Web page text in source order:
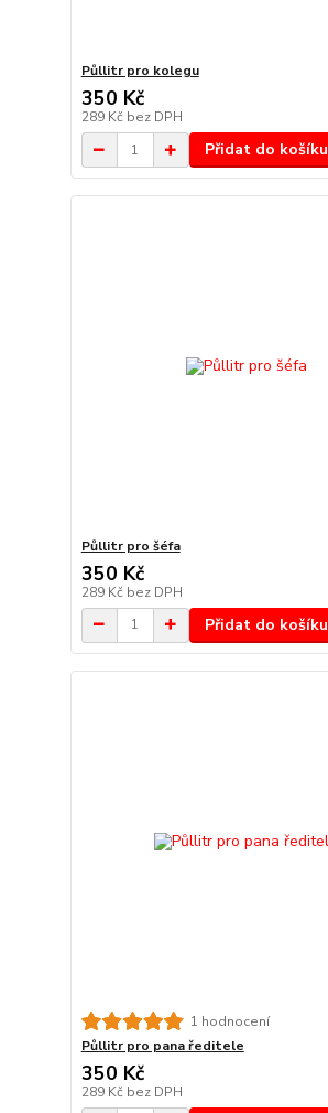
Půllitr pro kolegu
350 Kč
289 Kč bez DPH
Přidat do košíku
Půllitr pro šéfa
350 Kč
289 Kč bez DPH
Přidat do košíku
1 hodnocení
Půllitr pro pana ředitele
350 Kč
289 Kč bez DPH